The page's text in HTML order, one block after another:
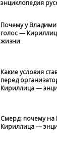
энциклопедия
Почему у
голос —
жизни
Какие условия
перед
Кириллица —
Смерд: почему на
Кириллица —